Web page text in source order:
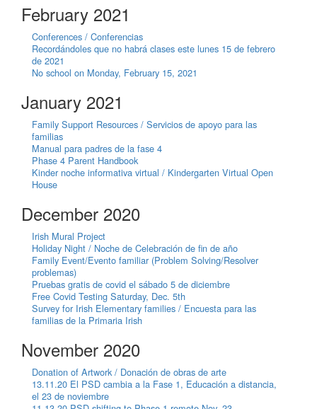
February 2021
Conferences / Conferencias
Recordándoles que no habrá clases este lunes 15 de febrero
de 2021
No school on Monday, February 15, 2021
January 2021
Family Support Resources / Servicios de apoyo para las
familias
Manual para padres de la fase 4
Phase 4 Parent Handbook
Kinder noche informativa virtual / Kindergarten Virtual Open
House
December 2020
Irish Mural Project
Holiday Night / Noche de Celebración de fin de año
Family Event/Evento familiar (Problem Solving/Resolver
problemas)
Pruebas gratis de covid el sábado 5 de diciembre
Free Covid Testing Saturday, Dec. 5th
Survey for Irish Elementary families / Encuesta para las
familias de la Primaria Irish
November 2020
Donation of Artwork / Donación de obras de arte
13.11.20 El PSD cambia a la Fase 1, Educación a distancia,
el 23 de noviembre